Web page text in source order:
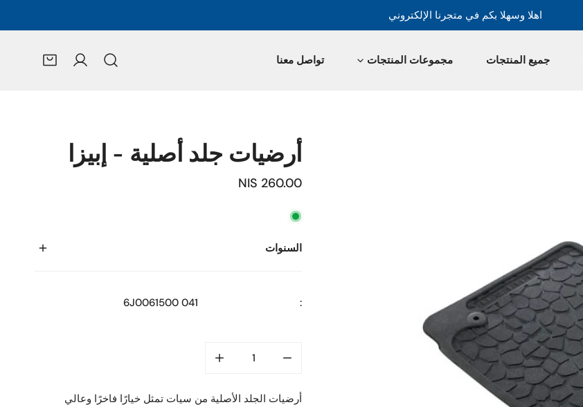
اهلا وسهلا بكم في متجرنا الإلكتروني
جميع المنتجات مجموعات المنتجات تواصل معنا
تسجيل الدخول
أرضيات جلد أصلية - إبيزا
السعر
260.00 NIS
السنوات
2013
:
6J0061500 041
أرضيات الجلد الأصلية من سيات تمثل خيارًا فاخرًا وعالي